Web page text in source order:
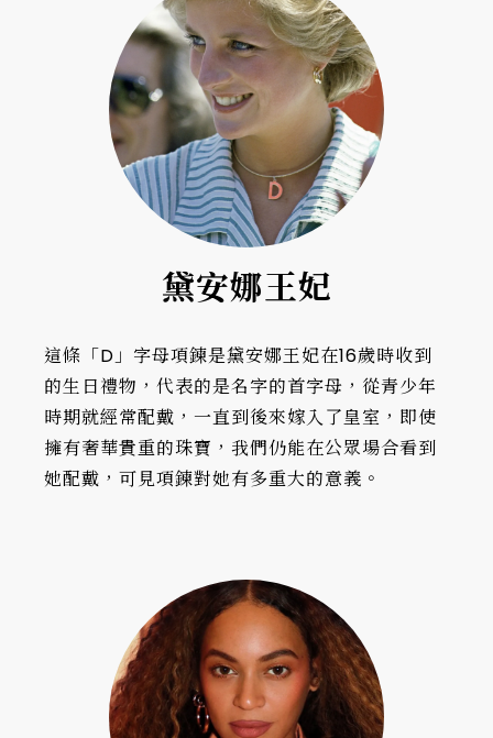
黛安娜王妃
這條「D」字母項鍊是黛安娜王妃在16歲時收到
的生日禮物，代表的是名字的首字母，從青少年
時期就經常配戴，一直到後來嫁入了皇室，即使
擁有奢華貴重的珠寶，我們仍能在公眾場合看到
她配戴，可見項鍊對她有多重大的意義。